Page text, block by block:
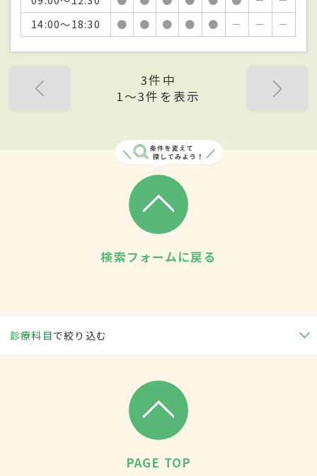
14:00～18:30
● ● ● ● ● － － －
3件中
1〜3件を表示
検索フォームに戻る
診療科目で絞り込む
PAGE TOP